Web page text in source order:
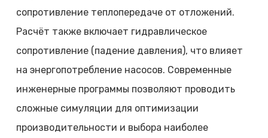
сопротивление теплопередаче от отложений.
Расчёт также включает гидравлическое
сопротивление (падение давления), что влияет
на энергопотребление насосов. Современные
инженерные программы позволяют проводить
сложные симуляции для оптимизации
производительности и выбора наиболее